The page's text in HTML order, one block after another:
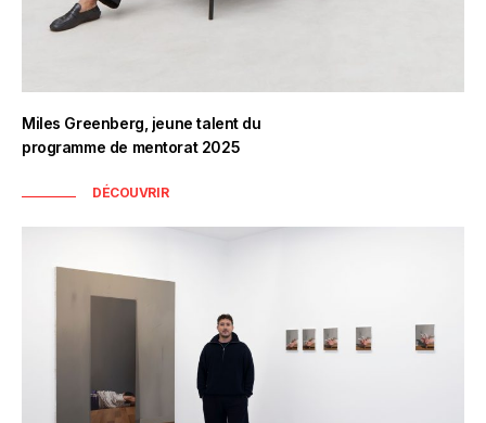
Miles Greenberg, jeune talent du
programme de mentorat 2025
DÉCOUVRIR